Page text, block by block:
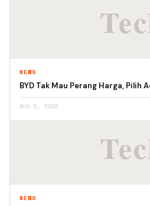
NEWS
BYD Tak Mau Perang Harga, Pilih
AUG 5, 2026
NEWS